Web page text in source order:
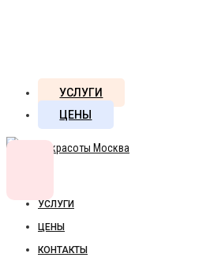
УСЛУГИ
ЦЕНЫ
УСЛУГИ
ЦЕНЫ
КОНТАКТЫ